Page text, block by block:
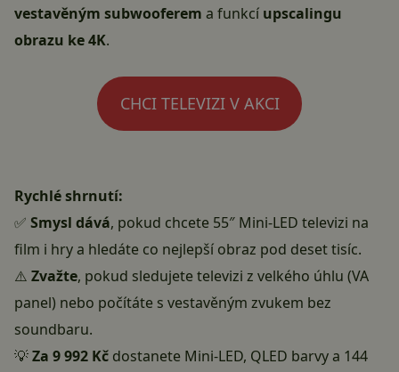
vestavěným subwooferem a funkcí upscalingu
obrazu ke 4K.
CHCI TELEVIZI V AKCI
Rychlé shrnutí:
✅ Smysl dává, pokud chcete 55″ Mini-LED televizi na
film i hry a hledáte co nejlepší obraz pod deset tisíc.
⚠️ Zvažte, pokud sledujete televizi z velkého úhlu (VA
panel) nebo počítáte s vestavěným zvukem bez
soundbaru.
💡Za 9 992 Kč dostanete Mini-LED, QLED barvy a 144